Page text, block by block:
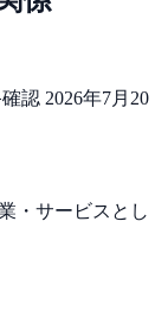
認 2026年7月20
・サービスとし